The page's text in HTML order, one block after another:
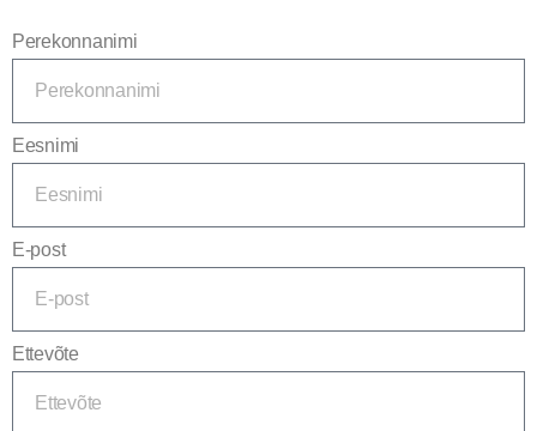
Perekonnanimi
Eesnimi
E-post
Ettevõte